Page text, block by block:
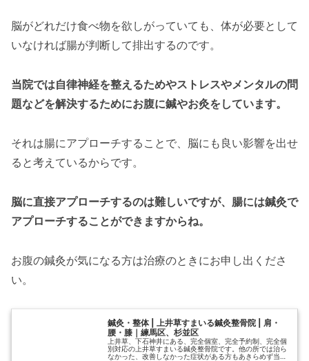
脳がどれだけ食べ物を欲しがっていても、体が必要として
いなければ腸が判断して排出するのです。
当院では自律神経を整えるためやストレスやメンタルの問
題などを解決するためにお腹に鍼やお灸をしています。
それは腸にアプローチすることで、脳にも良い影響を出せ
ると考えているからです。
脳に直接アプローチするのは難しいですが、腸には鍼灸で
アプローチすることができますからね。
お腹の鍼灸が気になる方は治療のときにお申し出くださ
い。
鍼灸・整体 | 上井草すまいる鍼灸整骨院 | 肩・
腰・膝｜練馬区、杉並区
上井草、下石神井にある、完全個室、完全予約制、完全個
別対応の上井草すまいる鍼灸整骨院です。他の所では治ら
なかった、改善しなかった症状がある方もあきらめず当院